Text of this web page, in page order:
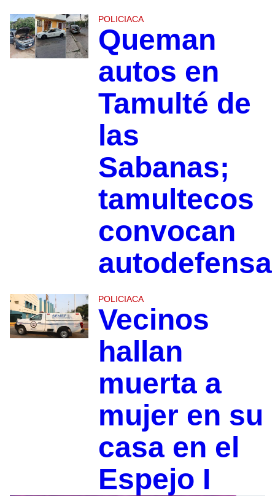
POLICIACA
Queman
autos en
Tamulté de
las
Sabanas;
tamultecos
convocan
autodefensa
POLICIACA
Vecinos
hallan
muerta a
mujer en su
casa en el
Espejo I